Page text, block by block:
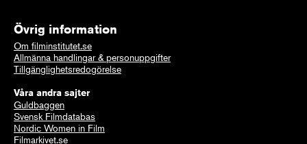
Övrig information
Om filminstitutet.se
Allmänna handlingar & personuppgifter
Tillgänglighetsredogörelse
Våra andra sajter
Guldbaggen
Svensk Filmdatabas
Nordic Women in Film
Filmarkivet.se